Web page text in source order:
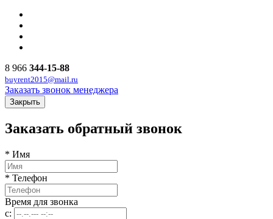
8 966 344-15-88
buyrent2015@mail.ru
Заказать звонок менеджера
Закрыть
Заказать обратный звонок
* Имя
* Телефон
Время для звонка
с: